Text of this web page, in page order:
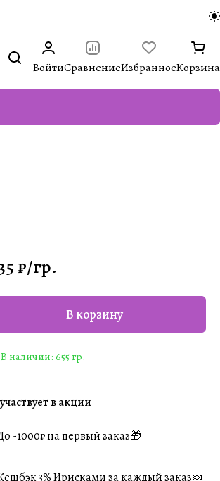
ВойтиСравнениеИзбранноеКорзина
₽/гр.
В корзину
В наличии: 655 гр.
в акции
-1000₽ на первый заказ🎁
3% Ирисками за каждый заказ🍬